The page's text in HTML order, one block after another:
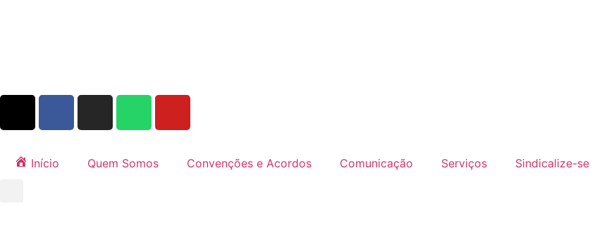
Início Quem Somos Convenções e Acordos Comunicação Serviços Sindicalize-se